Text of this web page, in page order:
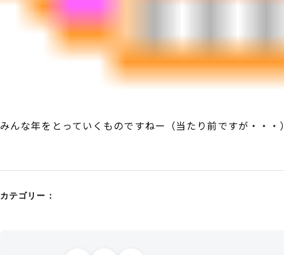
みんな年をとっていくものですねー（当たり前ですが・・・）
カテゴリー：